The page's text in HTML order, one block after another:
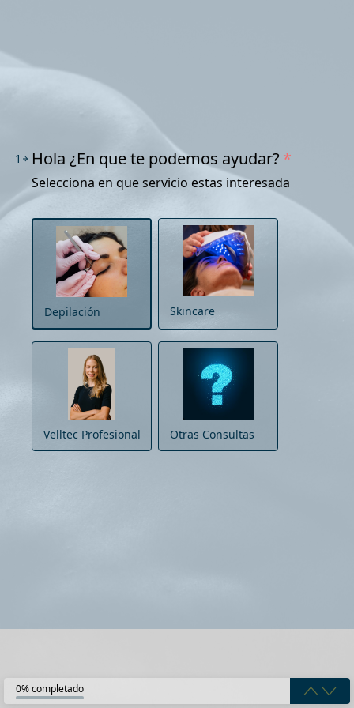
1 Hola ¿En que te podemos ayudar?*
Selecciona en que servicio estas interesada
Depilación Skincare
Velltec Profesional Otras Consultas
0% completado